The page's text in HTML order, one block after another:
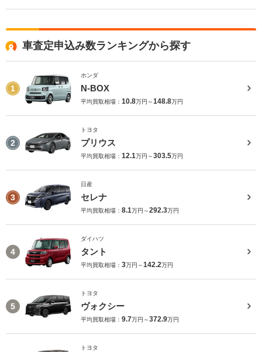
車査定申込み数ランキングから探す
1
ホンダ
N-BOX
平均買取相場： 10.8万円～148.8万円
2
トヨタ
プリウス
平均買取相場： 12.1万円～303.5万円
3
日産
セレナ
平均買取相場： 8.1万円～292.3万円
4
ダイハツ
タント
平均買取相場： 3万円～142.2万円
5
トヨタ
ヴォクシー
平均買取相場： 9.7万円～372.9万円
トヨタ